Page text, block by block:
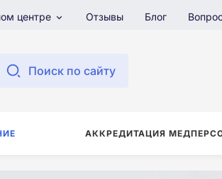
центре Отзывы Блог
Поиск по сайту
АККРЕДИТАЦИЯ